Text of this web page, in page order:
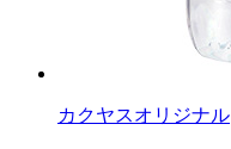
カクヤスオリジナル